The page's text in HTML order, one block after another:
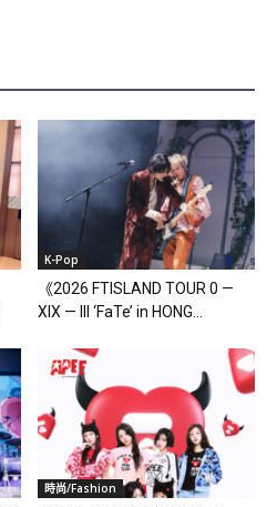
K-Pop
《2026 FTISLAND TOUR 0 —
XIX — III ‘FaTe’ in HONG...
時尚/Fashion